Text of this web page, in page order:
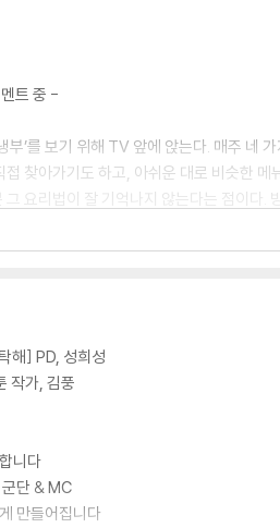
트 중 -
부’를 보기 위해 TV 앞에 앉는다. 매주 네
찾아가기도 하고, 아쉬운 대로 비슷한
요리법이 잘 기억나지 않는다는 점이다.
리 분량과 함께 담아 낸 [냉장고를 부탁해]
해] PD, 성희성
작가, 김풍
니다
단 & MC
만들어집니다